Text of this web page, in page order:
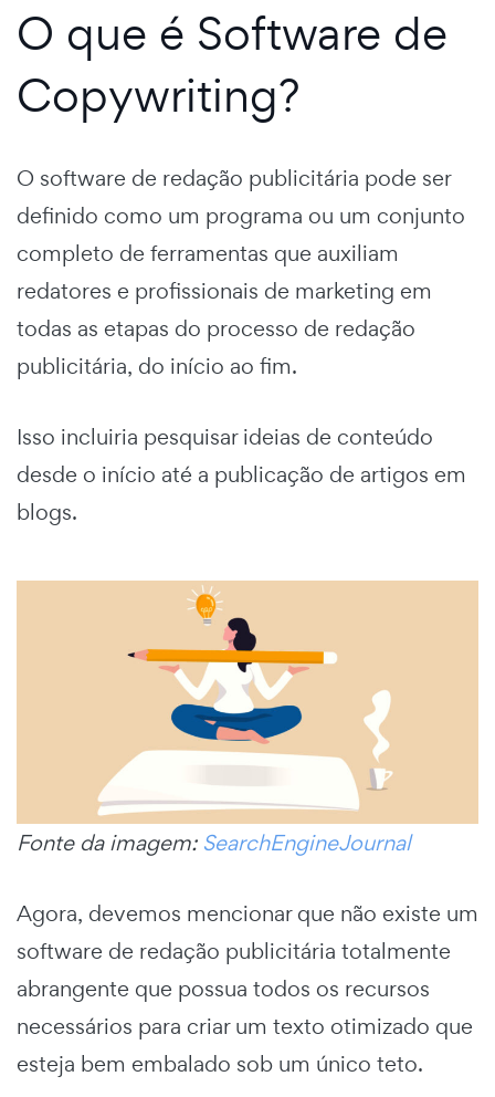
O que é Software de
Copywriting?
O software de redação publicitária pode ser
definido como um programa ou um conjunto
completo de ferramentas que auxiliam
redatores e profissionais de marketing em
todas as etapas do processo de redação
publicitária, do início ao fim.
Isso incluiria pesquisar ideias de conteúdo
desde o início até a publicação de artigos em
blogs.
Fonte da imagem: SearchEngineJournal
Agora, devemos mencionar que não existe um
software de redação publicitária totalmente
abrangente que possua todos os recursos
necessários para criar um texto otimizado que
esteja bem embalado sob um único teto.